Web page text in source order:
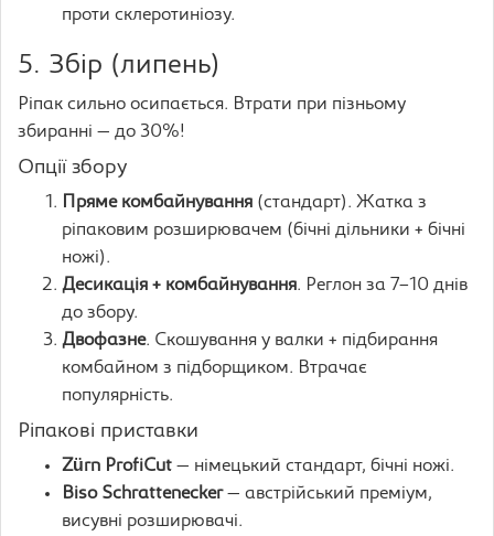
проти склеротиніозу.
5. Збір (липень)
Ріпак сильно осипається. Втрати при пізньому
збиранні — до 30%!
Опції збору
Пряме комбайнування (стандарт). Жатка з
ріпаковим розширювачем (бічні дільники + бічні
ножі).
Десикація + комбайнування. Реглон за 7–10 днів
до збору.
Двофазне. Скошування у валки + підбирання
комбайном з підборщиком. Втрачає
популярність.
Ріпакові приставки
Zürn ProfiCut — німецький стандарт, бічні ножі.
Biso Schrattenecker— австрійський преміум,
висувні розширювачі.